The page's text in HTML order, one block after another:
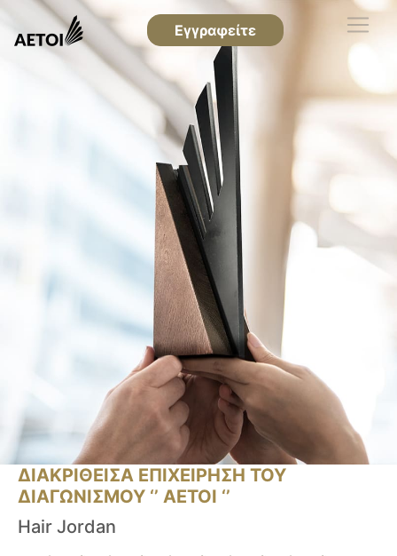
Εγγραφείτε
ΔΙΑΚΡΙΘΕΙΣΑ ΕΠΙΧΕΙΡΗΣΗ ΤΟΥ
ΔΙΑΓΩΝΙΣΜΟΥ ‘’ ΑΕΤΟΙ ‘’
Hair Jordan